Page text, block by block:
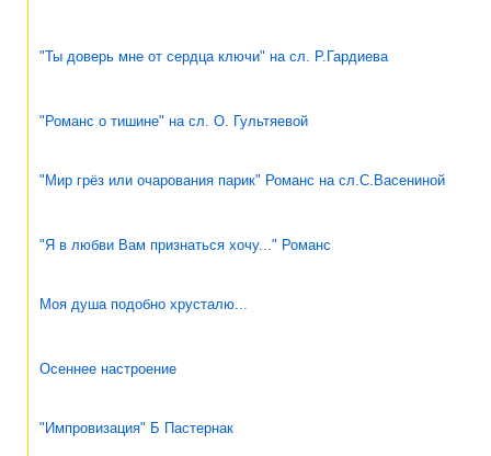
"Ты доверь мне от сердца ключи" на сл. Р.Гардиева
"Романс о тишине" на сл. О. Гультяевой
"Мир грёз или очарования парик" Романс на сл.С.Васениной
"Я в любви Вам признаться хочу..." Романс
Моя душа подобно хрусталю...
Осеннее настроение
"Импровизация" Б Пастернак